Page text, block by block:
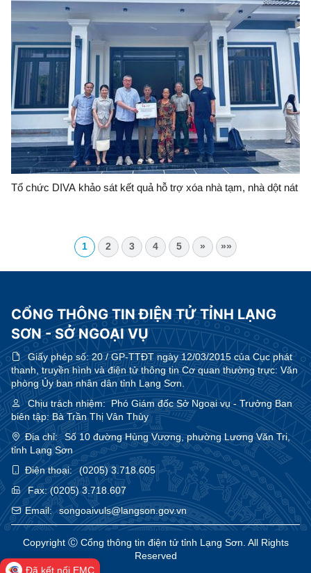
Tổ chức DIVA khảo sát kết quả hỗ trợ xóa nhà tạm, nhà dột nát
1 2 3 4 5 » »»
CỔNG THÔNG TIN ĐIỆN TỬ TỈNH LẠNG
SƠN - SỞ NGOẠI VỤ
Giấy phép số:20 / GP-TTĐT ngày 12/03/2015 của Cục phát
thanh, truyền hình và điện tử thông tin Cơ quan thường trực: Văn
phòng Ủy ban nhân dân tỉnh Lạng Sơn.
Chịu trách nhiệm:Phó Giám đốc Sở Ngoại vụ - Trưởng Ban
biên tập: Bà Trần Thị Vân Thùy
Địa chỉ:
Số 10 đường Hùng Vương, phường Lương Văn Tri,
tỉnh Lạng Sơn
Điện thoại:
(0205) 3.718.605
Fax:(0205) 3.718.607
Email:
songoaivuls@langson.gov.vn
Copyright Ⓒ Cổng thông tin điện tử tỉnh Lạng Sơn. All Rights
Reserved
Đã kết nối EMC